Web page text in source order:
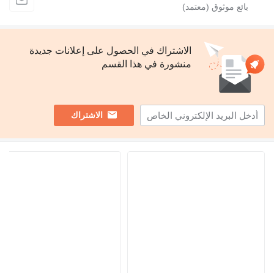
الاشتراك في الحصول على إعلانات جديدة
منشورة في هذا القسم
الاشتراك